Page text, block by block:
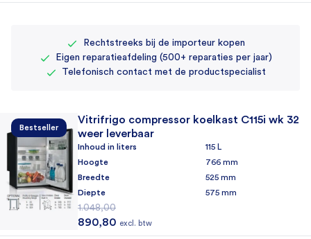
Rechtstreeks bij de importeur kopen
Eigen reparatieafdeling (500+ reparaties per jaar)
Telefonisch contact met de productspecialist
Bestseller
Vitrifrigo compressor koelkast C115i wk 32
weer leverbaar
Inhoud in liters
115 L
Hoogte
766 mm
Breedte
525 mm
Diepte
575 mm
1.048,00
Oorspronkelijke prijs was: 1.048,00.
890,80 excl. btw